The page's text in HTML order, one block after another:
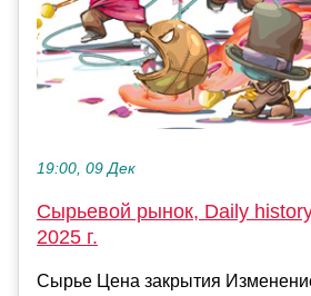
19:00, 09 Дек
Сырьевой рынок, Daily
2025 г.
Сырье Цена закрытия